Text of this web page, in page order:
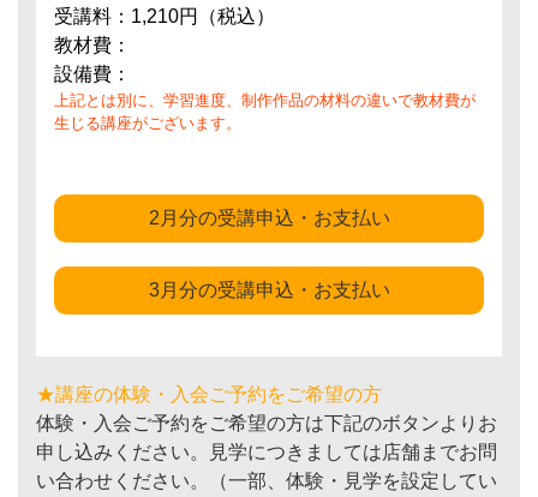
受講料：1,210円（税込）
教材費：
設備費：
上記とは別に、学習進度、制作作品の材料の違いで教材費が
生じる講座がございます。
2月分の受講申込・お支払い
3月分の受講申込・お支払い
★講座の体験・入会ご予約をご希望の方
体験・入会ご予約をご希望の方は下記のボタンよりお
申し込みください。見学につきましては店舗までお問
い合わせください。（一部、体験・見学を設定してい